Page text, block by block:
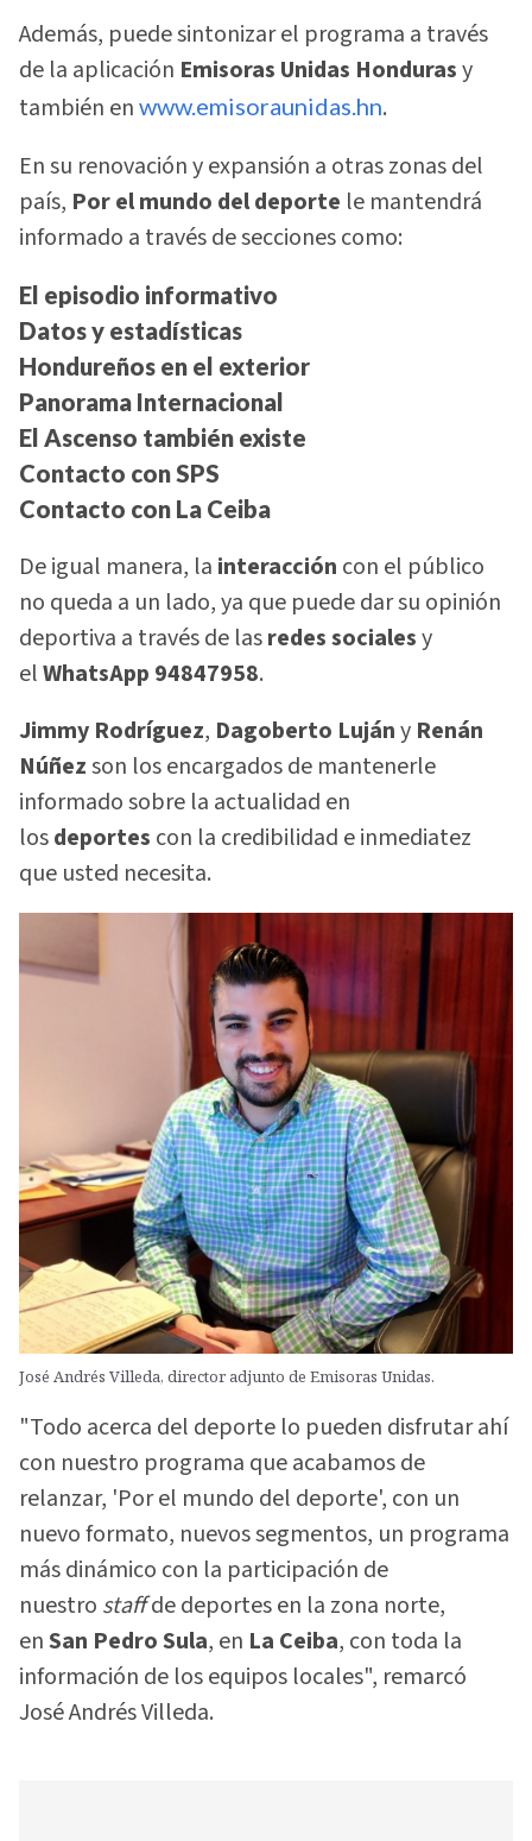
Además, puede sintonizar el programa a través
de la aplicación Emisoras Unidas Hondurasy
también en www.emisoraunidas.hn.
En su renovación y expansión a otras zonas del
país, Por el mundo del deporte le mantendrá
informado a través de secciones como:
El episodio informativo
Datos y estadísticas
Hondureños en el exterior
Panorama Internacional
El Ascenso también existe
Contacto con SPS
Contacto con La Ceiba
De igual manera, la interacción con el público
no queda a un lado, ya que puede dar su opinión
deportiva a través de lasredes socialesy
elWhatsApp 94847958.
Jimmy Rodríguez, Dagoberto Lujány Renán
Núñezson los encargados de mantenerle
informado sobre la actualidad en
losdeportes con la credibilidad e inmediatez
que usted necesita.
José Andrés Villeda, director adjunto de Emisoras Unidas.
"Todo acerca del deporte lo pueden disfrutar ahí
con nuestro programa que acabamos de
relanzar, 'Por el mundo del deporte', con un
nuevo formato, nuevos segmentos, un programa
más dinámico con la participación de
nuestro staffde deportes en la zona norte,
enSan Pedro Sula, en La Ceiba, con toda la
información de los equipos locales", remarcó
José Andrés Villeda.